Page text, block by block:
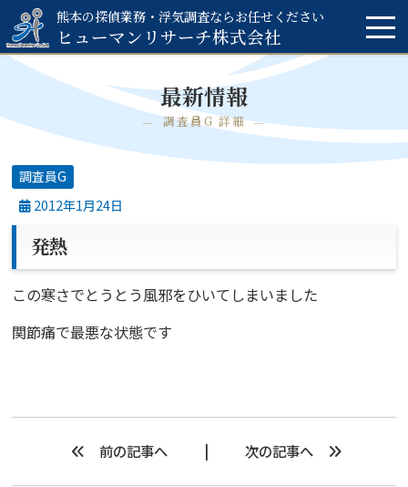
熊本の探偵業務・浮気調査ならお任せください
ヒューマンリサーチ株式会社
最新情報
調査員G 詳細
調査員G
2012年1月24日
発熱
この寒さでとうとう風邪をひいてしまいました
関節痛で最悪な状態です
前の記事へ 次の記事へ